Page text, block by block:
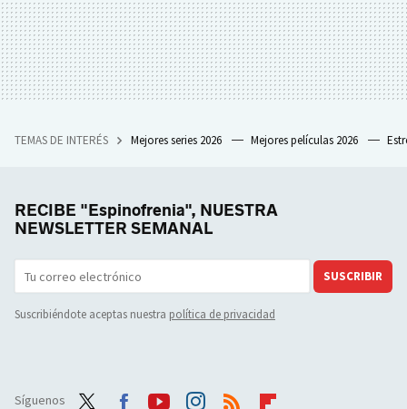
TEMAS DE INTERÉS Mejores series 2026 Mejores películas 2026
RECIBE "Espinofrenia", NUESTRA
NEWSLETTER SEMANAL
SUSCRIBIR
Suscribiéndote aceptas nuestra política de privacidad
Síguenos